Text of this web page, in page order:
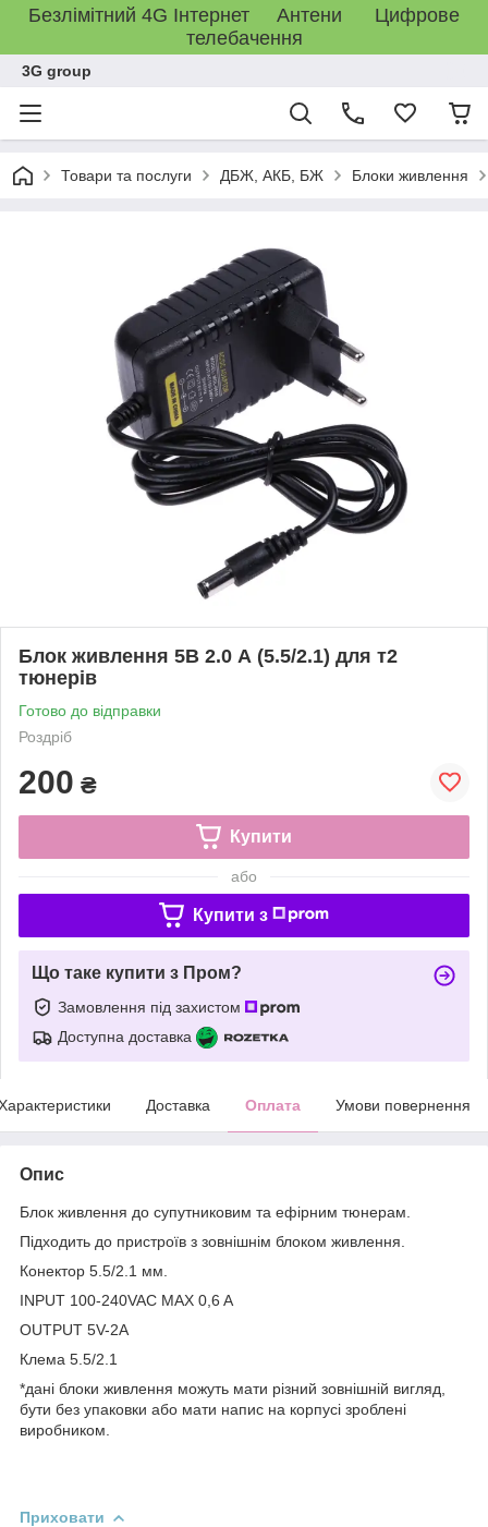
Безлімітний 4G Інтернет Антени Цифрове
телебачення
3G group
Товари та послуги ДБЖ, АКБ, БЖ Блоки живлення
Блок живлення 5В 2.0 А (5.5/2.1) для т2
тюнерів
Готово до відправки
Роздріб
200 ₴
Купити
або
Купити з
Що таке купити з Пром?
Замовлення під захистом
Доступна доставка
Доставка Оплата Умови повернення
Опис
Блок живлення до супутниковим та ефірним тюнерам.
Підходить до пристроїв з зовнішнім блоком живлення.
Конектор 5.5/2.1 мм.
INPUT 100-240VAC MAX 0,6 A
OUTPUT 5V-2A
Клема 5.5/2.1
*дані блоки живлення можуть мати різний зовнішній вигляд,
бути без упаковки або мати напис на корпусі зроблені
виробником.
Приховати